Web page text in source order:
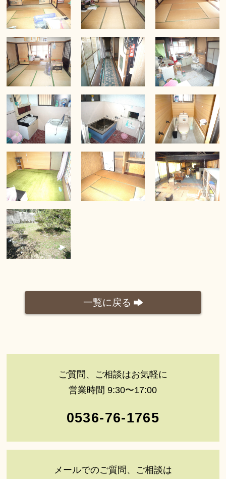
一覧に戻る
ご質問、ご相談はお気軽に
営業時間 9:30〜17:00
0536-76-1765
メールでのご質問、ご相談は